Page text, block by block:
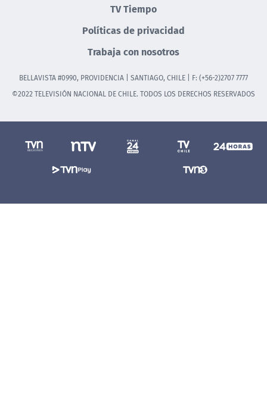
TV Tiempo
Políticas de privacidad
Trabaja con nosotros
BELLAVISTA #0990, PROVIDENCIA | SANTIAGO, CHILE | F: (+56-2)2707 7777
©2022 TELEVISIÓN NACIONAL DE CHILE. TODOS LOS DERECHOS RESERVADOS